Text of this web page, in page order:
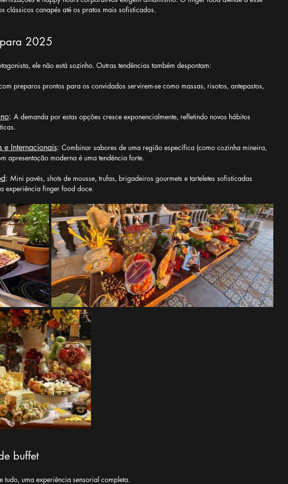
clássicos canapés até os pratos mais sofisticados.
2025
ele não está sozinho. Outras tendências também despontam:
preparos prontos para os convidados servirem-se como massas, risotos, antepastos,
: A demanda por estas opções cresce exponencialmente, refletindo novos hábitos
e Internacionais: Combinar sabores de uma região específica (como cozinha mineira,
apresentação moderna é uma tendência forte.
: Mini pavês, shots de mousse, trufas, brigadeiros gourmets e tarteletes sofisticadas
experiência finger food doce.
buffet
uma experiência sensorial completa.